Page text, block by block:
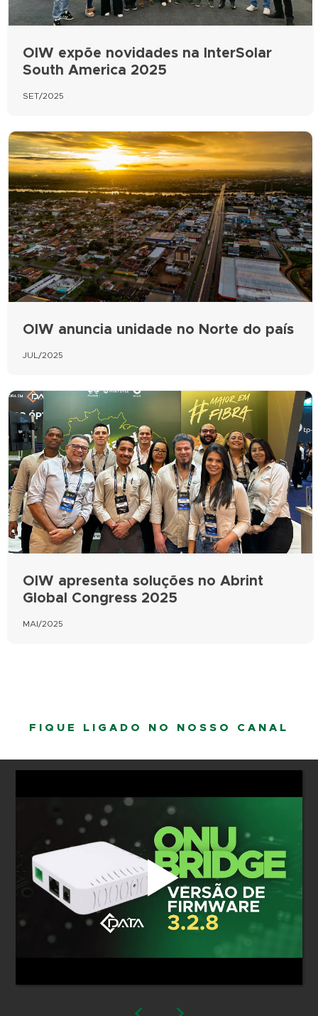
OIW expõe novidades na InterSolar
South America 2025
SET/2025
OIW anuncia unidade no Norte do país
JUL/2025
OIW apresenta soluções no Abrint
Global Congress 2025
MAI/2025
FIQUE LIGADO NO NOSSO CANAL